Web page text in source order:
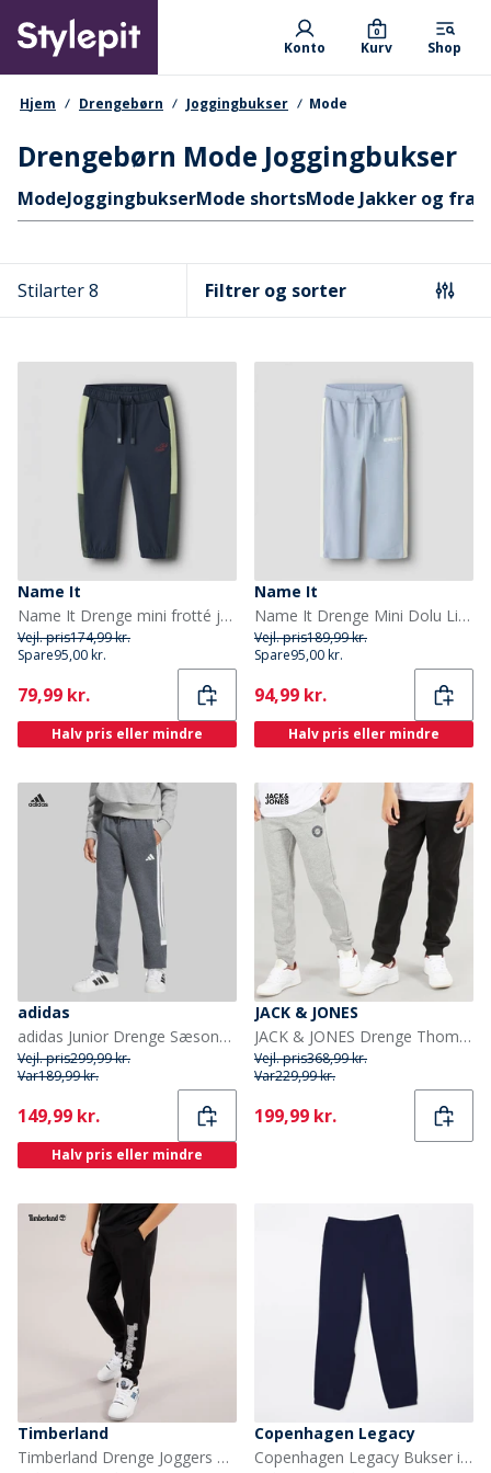
main
content
Primary departments
Konto Kurv
0
Shop
navigationssti
Hjem Drengebørn Joggingbukser Mode
Drengebørn Mode Joggingbukser
Hurtige links
ModeJoggingbukserMode shortsMode Jakker og
Stilarter 8 Filtrer og sorter
Name It
Name It Drenge mini frotté joggingbukser Navy Blazer
Vejl. pris174,99 kr.
Spare95,00 kr.
Current
79,99 kr.
Halv pris eller mindre
Name It
Name It Drenge Mini Dolu Lige Ben Joggingbukser Blue Fog
Vejl. pris189,99 kr.
Spare95,00 kr.
Current
94,99 kr.
Halv pris eller mindre
adidas
adidas Junior Drenge Sæsonens Essentielle Tiberio 3 Striber Joggebukser Drak Grey/Hvid/Wonder Sage
Vejl. pris299,99 kr.
Var189,99 kr.
Current
149,99 kr.
Halv pris eller mindre
JACK & JONES
JACK & JONES Drenge Thomas Joggingbukser 2-pak Lys grå Melange/Sort
Vejl. pris368,99 kr.
Var229,99 kr.
Current
199,99 kr.
Timberland
Timberland Drenge Joggers Black Black
Copenhagen Legacy
Copenhagen Legacy Bukser i Sweat til Drenge Marineblå